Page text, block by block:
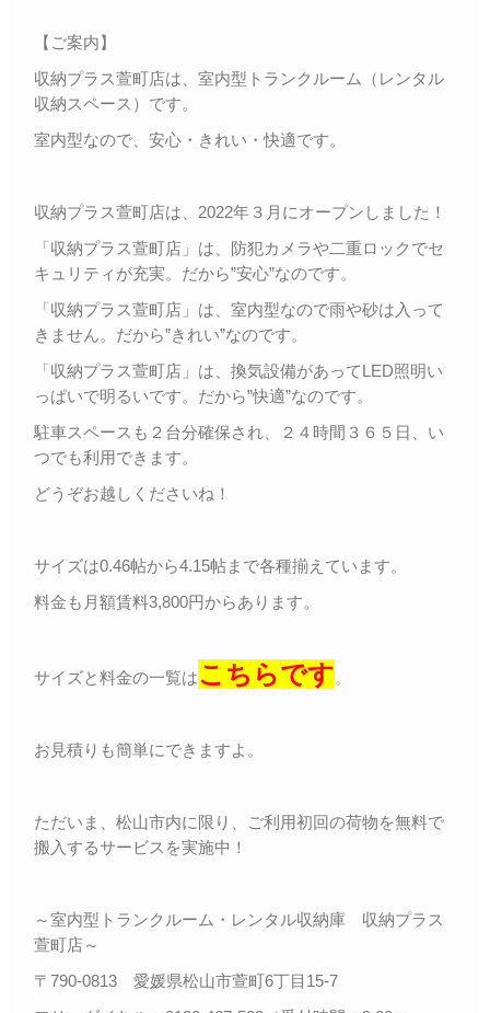
【ご案内】
収納プラス萱町店は、室内型トランクルーム（レンタル
収納スペース）です。
室内型なので、安心・きれい・快適です。
収納プラス萱町店は、2022年３月にオープンしました！
「収納プラス萱町店」は、防犯カメラや二重ロックでセ
キュリティが充実。だから”安心”なのです。
「収納プラス萱町店」は、室内型なので雨や砂は入って
きません。だから”きれい”なのです。
「収納プラス萱町店」は、換気設備があってLED照明い
っぱいで明るいです。だから”快適”なのです。
駐車スペースも２台分確保され、２４時間３６５日、い
つでも利用できます。
どうぞお越しくださいね！
サイズは0.46帖から4.15帖まで各種揃えています。
料金も月額賃料3,800円からあります。
サイズと料金の一覧はこちらです。
お見積りも簡単にできますよ。
ただいま、松山市内に限り、ご利用初回の荷物を無料で
搬入するサービスを実施中！
～室内型トランクルーム・レンタル収納庫 収納プラス
萱町店～
〒790-0813 愛媛県松山市萱町6丁目15-7